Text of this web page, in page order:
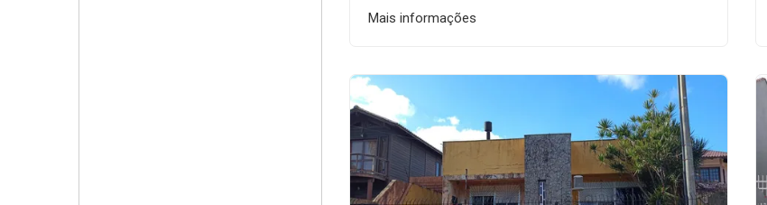
Mais informações